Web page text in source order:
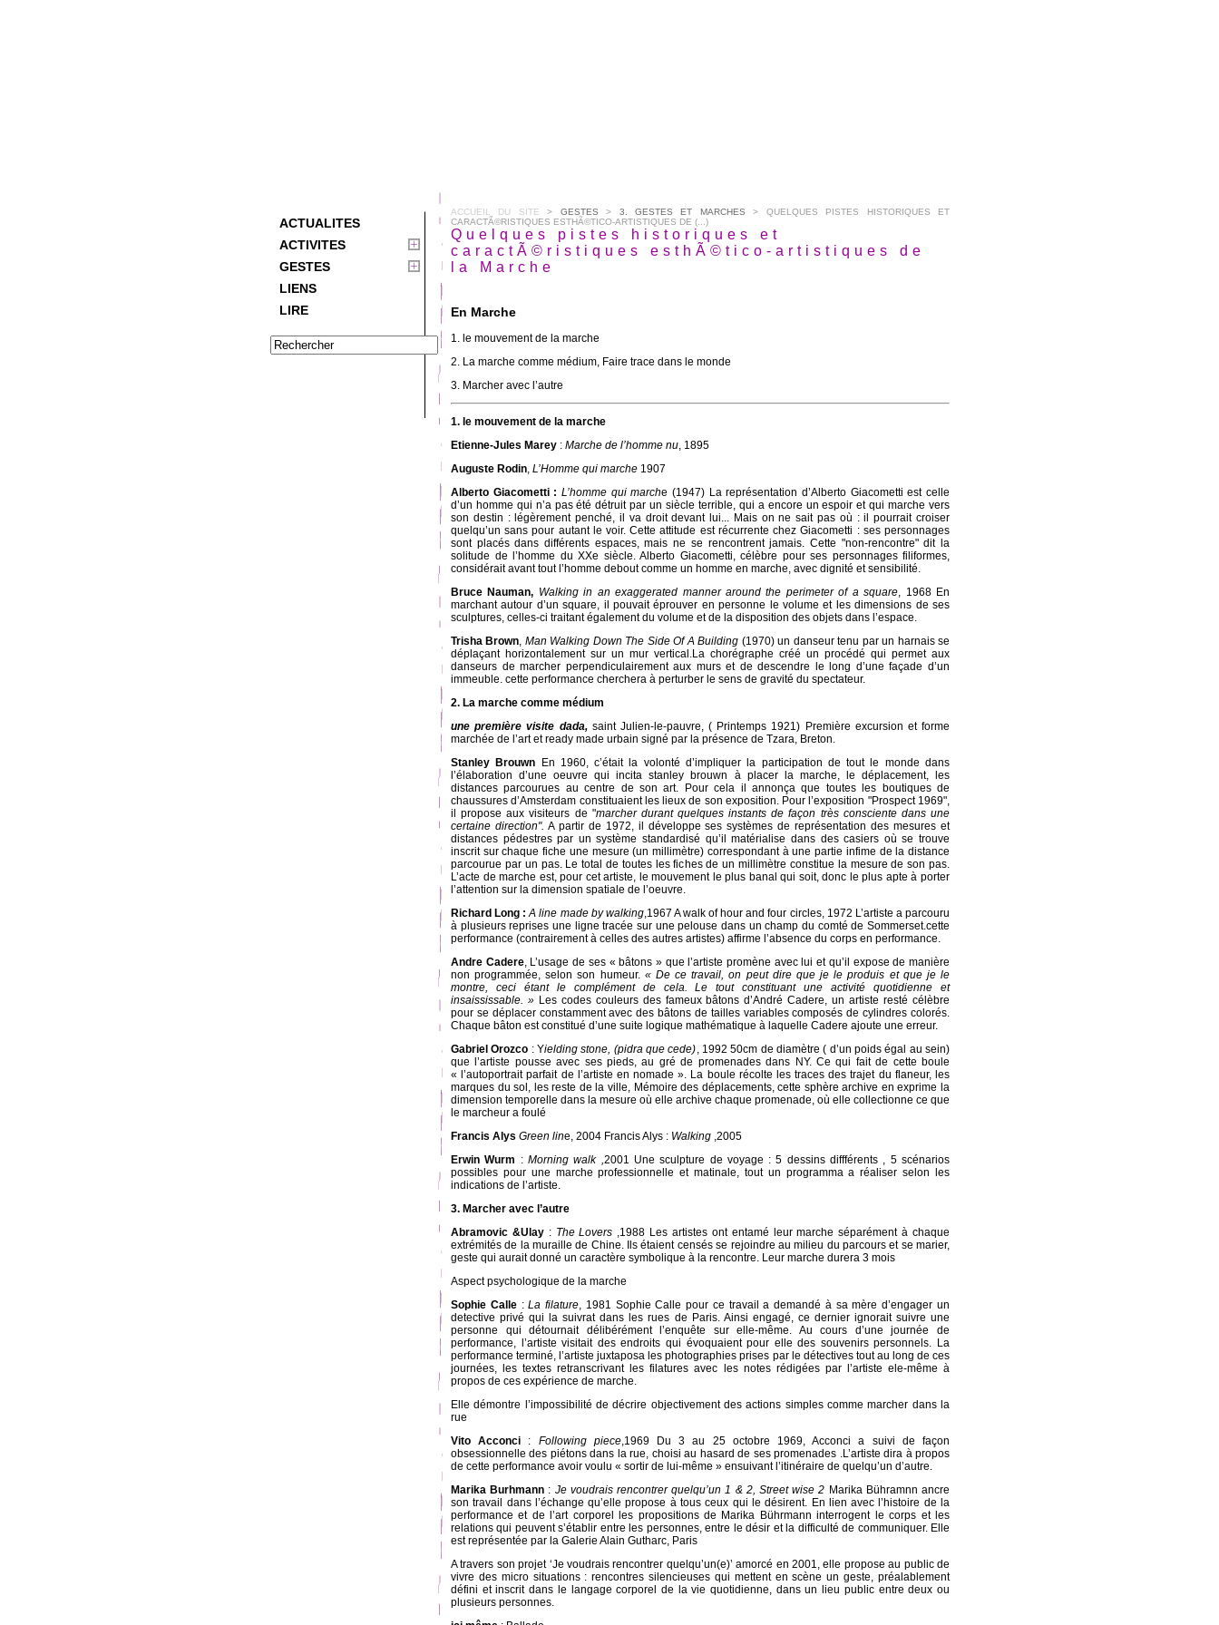
ACTUALITES
ACTIVITES
GESTES
LIENS
LIRE
ACCUEIL DU SITE > GESTES > 3. GESTES ET MARCHES > QUELQUES PISTES HISTORIQUES ET
CARACTÃ©RISTIQUES ESTHÃ©TICO-ARTISTIQUES DE (...)
Quelques pistes historiques et
caractÃ©ristiques esthÃ©tico-artistiques de
la Marche
En Marche
1. le mouvement de la marche
2. La marche comme médium, Faire trace dans le monde
3. Marcher avec l’autre
1. le mouvement de la marche
Etienne-Jules Marey : Marche de l’homme nu, 1895
Auguste Rodin, L’Homme qui marche 1907
Alberto Giacometti : L’homme qui marche (1947) La représentation d’Alberto Giacometti est celle
d’un homme qui n’a pas été détruit par un siècle terrible, qui a encore un espoir et qui marche vers
son destin : légèrement penché, il va droit devant lui... Mais on ne sait pas où : il pourrait croiser
quelqu’un sans pour autant le voir. Cette attitude est récurrente chez Giacometti : ses personnages
sont placés dans différents espaces, mais ne se rencontrent jamais. Cette "non-rencontre" dit la
solitude de l’homme du XXe siècle. Alberto Giacometti, célèbre pour ses personnages filiformes,
considérait avant tout l’homme debout comme un homme en marche, avec dignité et sensibilité.
Bruce Nauman, Walking in an exaggerated manner around the perimeter of a square, 1968 En
marchant autour d’un square, il pouvait éprouver en personne le volume et les dimensions de ses
sculptures, celles-ci traitant également du volume et de la disposition des objets dans l’espace.
Trisha Brown, Man Walking Down The Side Of A Building (1970) un danseur tenu par un harnais se
déplaçant horizontalement sur un mur vertical.La chorégraphe créé un procédé qui permet aux
danseurs de marcher perpendiculairement aux murs et de descendre le long d’une façade d’un
immeuble. cette performance cherchera à perturber le sens de gravité du spectateur.
2. La marche comme médium
une première visite dada, saint Julien-le-pauvre, ( Printemps 1921) Première excursion et forme
marchée de l’art et ready made urbain signé par la présence de Tzara, Breton.
Stanley Brouwn En 1960, c’était la volonté d’impliquer la participation de tout le monde dans
l’élaboration d’une oeuvre qui incita stanley brouwn à placer la marche, le déplacement, les
distances parcourues au centre de son art. Pour cela il annonça que toutes les boutiques de
chaussures d’Amsterdam constituaient les lieux de son exposition. Pour l’exposition "Prospect 1969",
il propose aux visiteurs de "marcher durant quelques instants de façon très consciente dans une
certaine direction". A partir de 1972, il développe ses systèmes de représentation des mesures et
distances pédestres par un système standardisé qu’il matérialise dans des casiers où se trouve
inscrit sur chaque fiche une mesure (un millimètre) correspondant à une partie infime de la distance
parcourue par un pas. Le total de toutes les fiches de un millimètre constitue la mesure de son pas.
L’acte de marche est, pour cet artiste, le mouvement le plus banal qui soit, donc le plus apte à porter
l’attention sur la dimension spatiale de l’oeuvre.
Richard Long : A line made by walking,1967 A walk of hour and four circles, 1972 L’artiste a parcouru
à plusieurs reprises une ligne tracée sur une pelouse dans un champ du comté de Sommerset.cette
performance (contrairement à celles des autres artistes) affirme l’absence du corps en performance.
Andre Cadere, L’usage de ses « bâtons » que l’artiste promène avec lui et qu’il expose de manière
non programmée, selon son humeur. « De ce travail, on peut dire que je le produis et que je le
montre, ceci étant le complément de cela. Le tout constituant une activité quotidienne et
insaississable. »Les codes couleurs des fameux bâtons d’André Cadere, un artiste resté célèbre
pour se déplacer constamment avec des bâtons de tailles variables composés de cylindres colorés.
Chaque bâton est constitué d’une suite logique mathématique à laquelle Cadere ajoute une erreur.
Gabriel Orozco : Yielding stone, (pidra que cede), 1992 50cm de diamètre ( d’un poids égal au sein)
que l’artiste pousse avec ses pieds, au gré de promenades dans NY. Ce qui fait de cette boule
« l’autoportrait parfait de l’artiste en nomade ». La boule récolte les traces des trajet du flaneur, les
marques du sol, les reste de la ville, Mémoire des déplacements, cette sphère archive en exprime la
dimension temporelle dans la mesure où elle archive chaque promenade, où elle collectionne ce que
le marcheur a foulé
Francis Alys Green line, 2004 Francis Alys : Walking ,2005
Erwin Wurm : Morning walk ,2001 Une sculpture de voyage : 5 dessins diffférents , 5 scénarios
possibles pour une marche professionnelle et matinale, tout un programma a réaliser selon les
indications de l’artiste.
3. Marcher avec l’autre
Abramovic &Ulay: The Lovers ,1988 Les artistes ont entamé leur marche séparément à chaque
extrémités de la muraille de Chine. Ils étaient censés se rejoindre au milieu du parcours et se marier,
geste qui aurait donné un caractère symbolique à la rencontre. Leur marche durera 3 mois
Aspect psychologique de la marche
Sophie Calle:La filature, 1981 Sophie Calle pour ce travail a demandé à sa mère d’engager un
detective privé qui la suivrat dans les rues de Paris. Ainsi engagé, ce dernier ignorait suivre une
personne qui détournait délibérément l’enquête sur elle-même. Au cours d’une journée de
performance, l’artiste visitait des endroits qui évoquaient pour elle des souvenirs personnels. La
performance terminé, l’artiste juxtaposa les photographies prises par le détectives tout au long de ces
journées, les textes retranscrivant les filatures avec les notes rédigées par l’artiste ele-même à
propos de ces expérience de marche.
Elle démontre l’impossibilité de décrire objectivement des actions simples comme marcher dans la
rue
Vito Acconci : Following piece,1969 Du 3 au 25 octobre 1969, Acconci a suivi de façon
obsessionnelle des piétons dans la rue, choisi au hasard de ses promenades .L’artiste dira à propos
de cette performance avoir voulu « sortir de lui-même » ensuivant l’itinéraire de quelqu’un d’autre.
Marika Burhmann : Je voudrais rencontrer quelqu’un 1 & 2, Street wise 2 Marika Bühramnn ancre
son travail dans l’échange qu’elle propose à tous ceux qui le désirent. En lien avec l’histoire de la
performance et de l’art corporel les propositions de Marika Bührmann interrogent le corps et les
relations qui peuvent s’établir entre les personnes, entre le désir et la difficulté de communiquer. Elle
est représentée par la Galerie Alain Gutharc, Paris
A travers son projet ‘Je voudrais rencontrer quelqu’un(e)’ amorcé en 2001, elle propose au public de
vivre des micro situations : rencontres silencieuses qui mettent en scène un geste, préalablement
défini et inscrit dans le langage corporel de la vie quotidienne, dans un lieu public entre deux ou
plusieurs personnes.